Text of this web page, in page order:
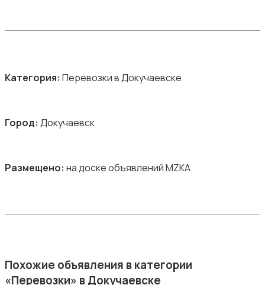
Категория: Перевозки в Докучаевске
Город: Докучаевск
Размещено: на доске объявлений MZKA
Похожие объявления в категории
«Перевозки» в Докучаевске